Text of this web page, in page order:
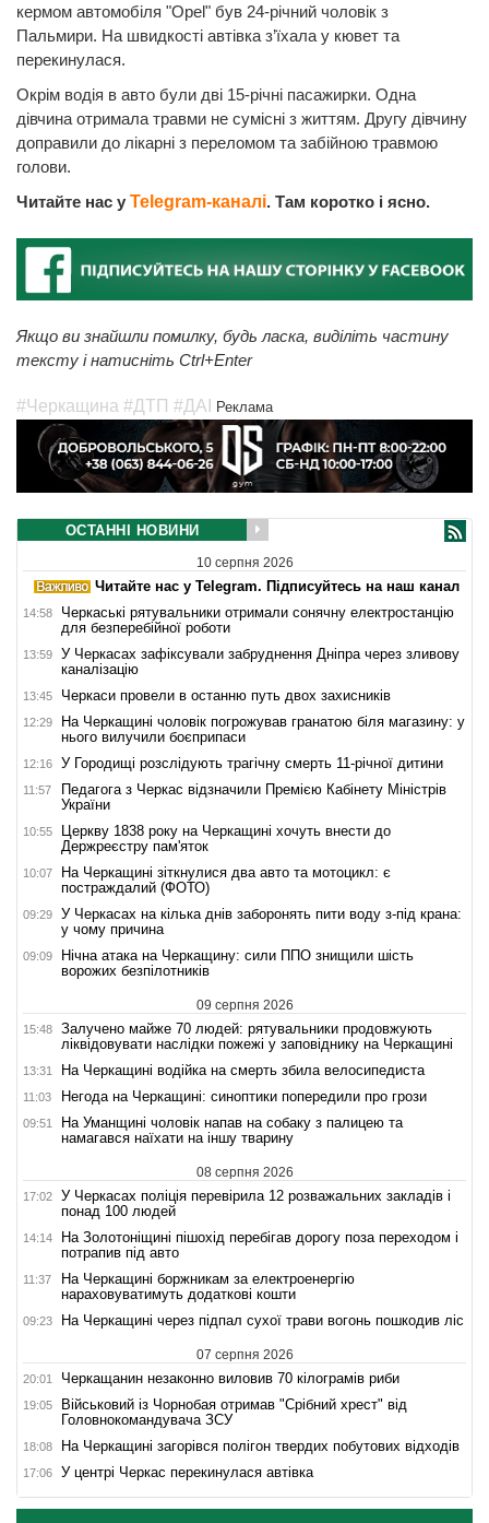
кермом автомобіля "Opel" був 24-річний чоловік з
Пальмири. На швидкості автівка з’їхала у кювет та
перекинулася.
Окрім водія в авто були дві 15-річні пасажирки. Одна
дівчина отримала травми не сумісні з життям. Другу дівчину
доправили до лікарні з переломом та забійною травмою
голови.
Читайте нас у Telegram-каналі. Там коротко і ясно.
Якщо ви знайшли помилку, будь ласка, виділіть частину
тексту і натисніть Ctrl+Enter
#Черкащина #ДТП #ДАІ Реклама
ОСТАННІ НОВИНИ
10 серпня 2026
Читайте нас у Telegram. Підписуйтесь на наш канал
14:58
Черкаські рятувальники отримали сонячну електростанцію
для безперебійної роботи
13:59
У Черкасах зафіксували забруднення Дніпра через зливову
каналізацію
13:45 Черкаси провели в останню путь двох захисників
12:29
На Черкащині чоловік погрожував гранатою біля магазину: у
нього вилучили боєприпаси
12:16 У Городищі розслідують трагічну смерть 11-річної дитини
11:57
Педагога з Черкас відзначили Премією Кабінету Міністрів
України
10:55
Церкву 1838 року на Черкащині хочуть внести до
Держреєстру пам'яток
10:07
На Черкащині зіткнулися два авто та мотоцикл: є
постраждалий (ФОТО)
09:29
У Черкасах на кілька днів заборонять пити воду з-під крана:
у чому причина
09:09
Нічна атака на Черкащину: сили ППО знищили шість
ворожих безпілотників
09 серпня 2026
15:48
Залучено майже 70 людей: рятувальники продовжують
ліквідовувати наслідки пожежі у заповіднику на Черкащині
13:31 На Черкащині водійка на смерть збила велосипедиста
11:03 Негода на Черкащині: синоптики попередили про грози
09:51
На Уманщині чоловік напав на собаку з палицею та
намагався наїхати на іншу тварину
08 серпня 2026
17:02
У Черкасах поліція перевірила 12 розважальних закладів і
понад 100 людей
14:14
На Золотоніщині пішохід перебігав дорогу поза переходом і
потрапив під авто
11:37
На Черкащині боржникам за електроенергію
нараховуватимуть додаткові кошти
09:23 На Черкащині через підпал сухої трави вогонь пошкодив ліс
07 серпня 2026
20:01 Черкащанин незаконно виловив 70 кілограмів риби
19:05
Військовий із Чорнобая отримав "Срібний хрест" від
Головнокомандувача ЗСУ
18:08 На Черкащині загорівся полігон твердих побутових відходів
17:06 У центрі Черкас перекинулася автівка